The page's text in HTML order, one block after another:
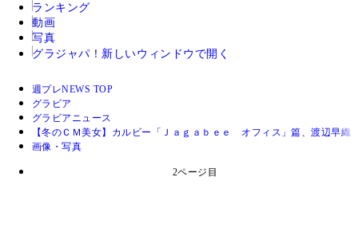
ランキング
動画
写真
グラジャパ！ 新しいウィンドウで開く
週プレNEWS TOP
グラビア
グラビアニュース
【冬のＣＭ美女】カルビー「Ｊａｇａｂｅｅ オフィス」篇、渡辺早織
画像・写真
2ページ目